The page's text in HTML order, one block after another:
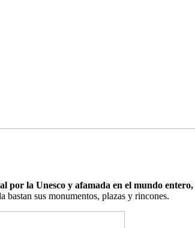
por la Unesco y afamada en el mundo entero,
bastan sus monumentos, plazas y rincones.